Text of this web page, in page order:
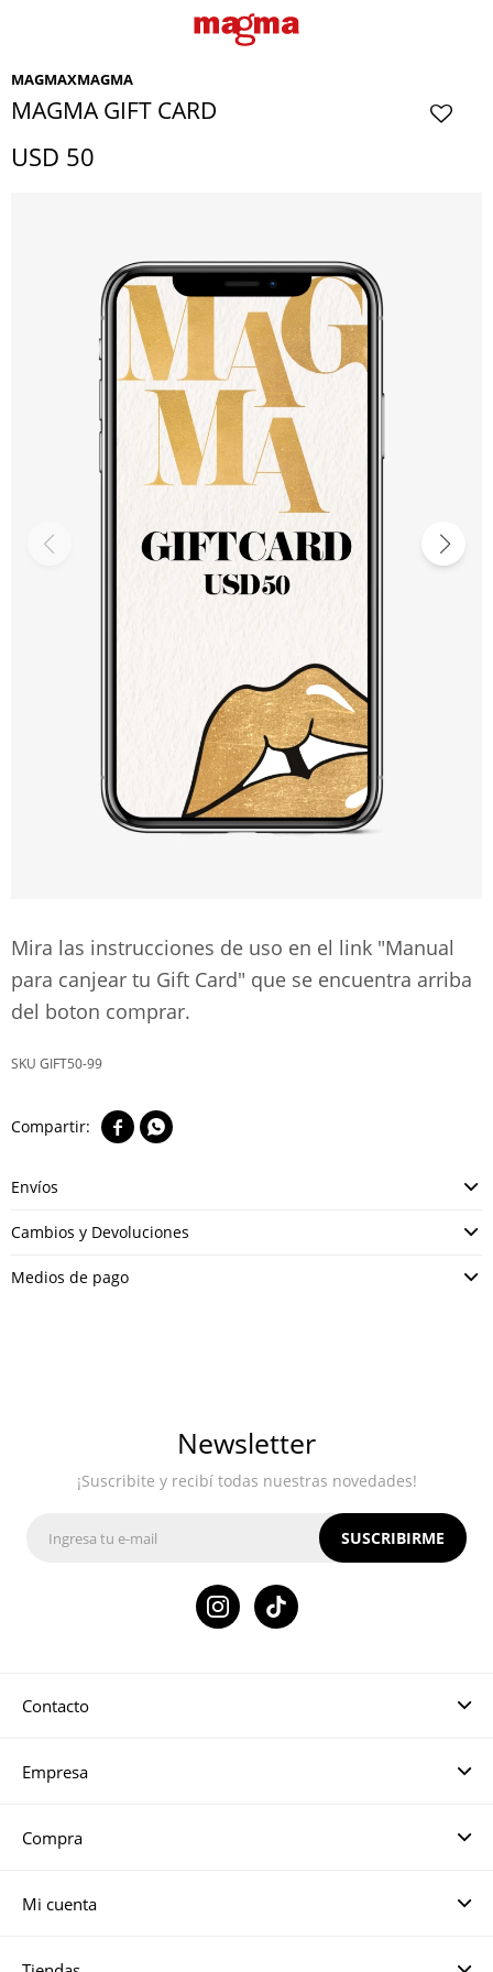
MAGMAXMAGMA
MAGMA GIFT CARD
USD 50
Mira las instrucciones de uso en el link "Manual
para canjear tu Gift Card" que se encuentra arriba
del boton comprar.
GIFT50-99
 
Envíos
Cambios y Devoluciones
Medios de pago
Contacto
Empresa
Compra
Mi cuenta
Newsletter
¡Suscribite y recibí todas nuestras novedades!
SUSCRIBIRME
